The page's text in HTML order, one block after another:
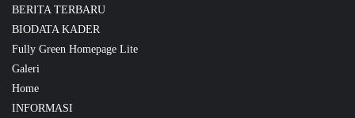
BERITA TERBARU
BIODATA KADER
Fully Green Homepage Lite
Galeri
Home
INFORMASI